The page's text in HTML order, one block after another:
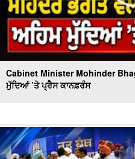
Cabinet Minister Mohinder
ਮੁੱਦਿਆਂ ’ਤੇ ਪ੍ਰੈਸ ਕਾਨਫ਼ਰੰਸ